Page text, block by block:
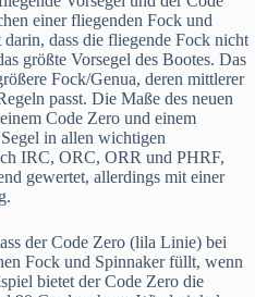
einer fliegenden Fock und
dass die fliegende Fock nicht
größte Vorsegel des Bootes. Das
Fock/Genua, deren mittlerer
passt. Die Maße des neuen
Code Zero und einem
in allen wichtigen
IRC, ORC, ORR und PHRF,
gewertet, allerdings mit einer
der Code Zero (lila Linie) bei
Fock und Spinnaker füllt, wenn
bietet der Code Zero die